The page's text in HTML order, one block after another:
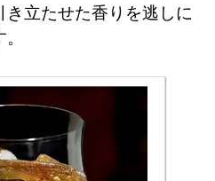
立たせた香りを逃しに